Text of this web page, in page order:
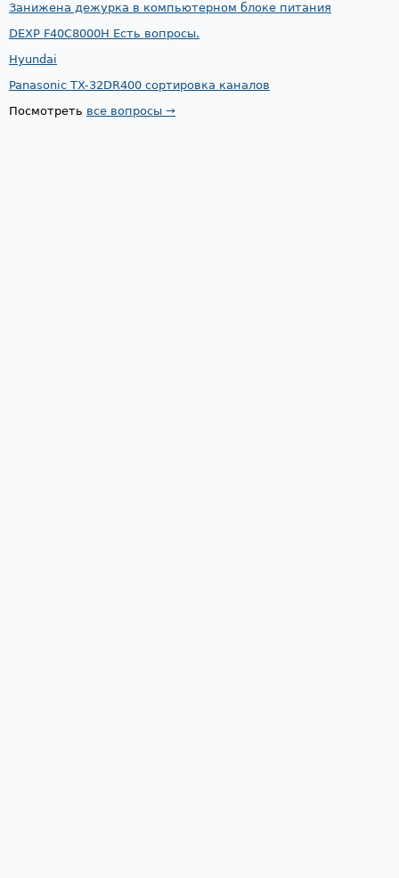
Занижена дежурка в компьютерном блоке питания
DEXP F40C8000H Есть вопросы.
Hyundai
Panasonic TX-32DR400 сортировка каналов
Посмотреть все вопросы →